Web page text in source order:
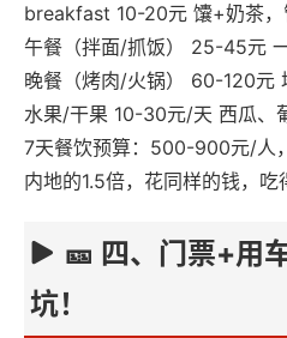
breakfast 10-20元 馕+奶茶，
午餐（拌面/抓饭） 25-45元
晚餐（烤肉/火锅） 60-120元
水果/干果 10-30元/天 西瓜、
7天餐饮预算：500-900元/人
内地的1.5倍，花同样的钱，吃
🎫 四、门票+用
坑！